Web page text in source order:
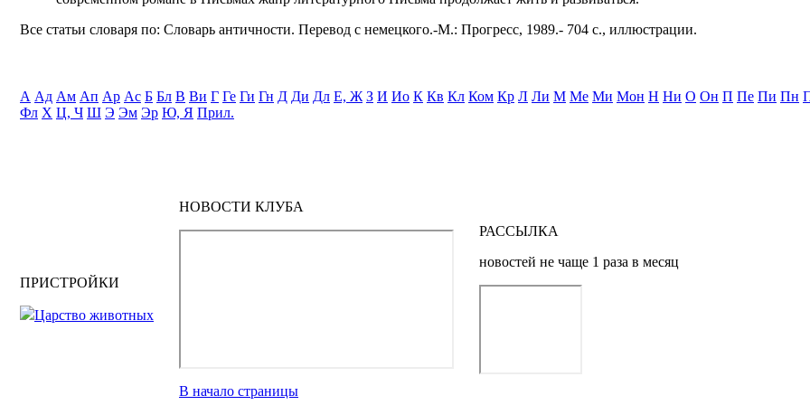
Все статьи словаря по: Словарь античности. Перевод с немецкого.-М.: Прогресс, 1989.- 704 с., иллюстрации.
А Ад Ам Ап Ар Ас Б Бл В Ви Г Ге Ги Гн Д Ди Дл Е, Ж З И Ио К Кв Кл Ком Кр Л Ли М Ме Ми Мон Н Ни О Он П Пе Пи Пн
Фл Х Ц, Ч Ш Э Эм Эр Ю, Я Прил.
ПРИСТРОЙКИ
Царство животных
НОВОСТИ КЛУБА
В начало страницы
РАССЫЛКА
новостей не чаще 1 раза в месяц